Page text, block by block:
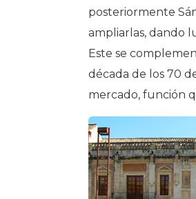
posteriormente
ampliarlas, dando
Este se
década de los 70
mercado, función